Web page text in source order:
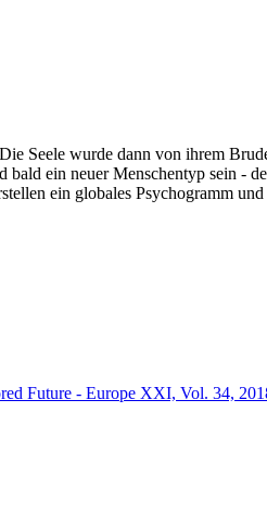
Seele wurde dann von ihrem
ein neuer Menschentyp sein -
ein globales Psychogramm und
Future - Europe XXI, Vol. 34,